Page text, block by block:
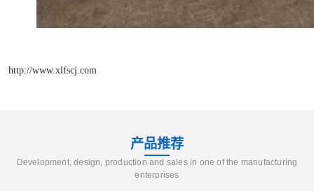
http://www.xlfscj.com
产品推荐
Development, design, production and sales in one of the manufacturing
enterprises